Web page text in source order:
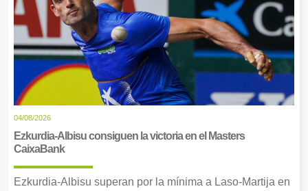
04/08/2026
Ezkurdia-Albisu consiguen la victoria en el Masters
CaixaBank
Ezkurdia-Albisu superan por la mínima a Laso-Martija en